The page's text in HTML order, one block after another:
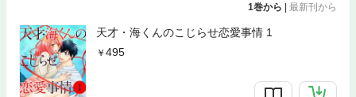
1巻から | 最新刊から
天才・海くんのこじらせ恋愛事情 1
495